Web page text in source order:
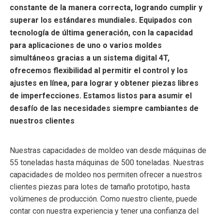
constante de la manera correcta, logrando cumplir y
superar los estándares mundiales. Equipados con
tecnología de última generación, con la capacidad
para aplicaciones de uno o varios moldes
simultáneos gracias a un sistema digital 4T,
ofrecemos flexibilidad al permitir el control y los
ajustes en línea, para lograr y obtener piezas libres
de imperfecciones. Estamos listos para asumir el
desafío de las necesidades siempre cambiantes de
nuestros clientes
Nuestras capacidades de moldeo van desde máquinas de
55 toneladas hasta máquinas de 500 toneladas. Nuestras
capacidades de moldeo nos permiten ofrecer a nuestros
clientes piezas para lotes de tamaño prototipo, hasta
volúmenes de producción. Como nuestro cliente, puede
contar con nuestra experiencia y tener una confianza del